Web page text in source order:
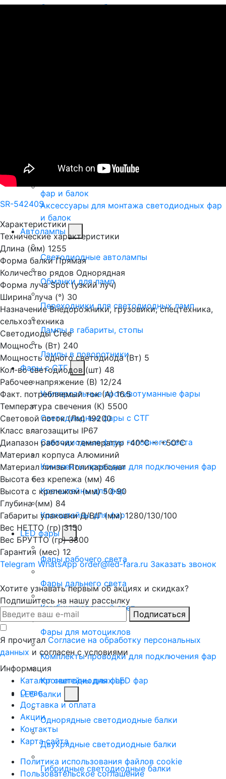
Светодиодные балки
Задние фонари для грузовиков и прицепов
Аксессуары для монтажа светодиодных фар
и балок
Автолампы
Светодиодные автолампы
Обманки для ламп
Переходники для светодиодных ламп
Лампы в габариты, стопы
Лампы в поворотники
Фары с СТГ
Универсальные противотуманные фары
Светодиодные фары с СТГ
Светодиодные фары головного света
Комплекты проводки для подключения фар
Кронштейны для фар
Кронштейны для фар
LED фары
Фары рабочего света
Фары дальнего света
Комбинированный свет
Фары для мотоциклов
Комплекты проводки для подключения фар
Кронштейны для фар
LED балки
Однорядные светодиодные балки
Двухрядные светодиодные балки
Гибридные светодиодные балки
SR-54240S
Характеристики
Технические характеристики
Длина (мм) 1255
Форма балки Прямая
Количество рядов Однорядная
Форма луча Spot (узкий луч)
Ширина луча (°) 30
Назначение Внедорожники, грузовики, спецтехника,
сельхозтехника
Светодиоды Cree
Мощность (Вт) 240
Мощность одного светодиода (Вт) 5
Кол-во светодиодов (шт) 48
Рабочее напряжение (В) 12/24
Факт. потребляемый ток (А) 16.5
Температура свечения (К) 5500
Световой поток (Лм) 19200
Класс влагозащиты IP67
Диапазон рабочих температур -40°С ~ +50°С
Материал корпуса Алюминий
Материал линзы Поликарбонат
Высота без крепежа (мм) 46
Высота с крепежом (мм) 50-90
Глубина (мм) 84
Габариты упаковки Д/В/Г (мм) 1280/130/100
Вес НЕТТО (гр) 3150
Вес БРУТТО (гр) 3800
Гарантия (мес) 12
Telegram WhatsApp order@led-fara.ru Заказать звонок
Хотите узнавать первым об акциях и скидках?
Подпишитесь на нашу рассылку
Подписаться
Я прочитал Согласие на обработку персональных
данных и согласен с условиями
Информация
Каталог светодиодных LED фар
О нас
Доставка и оплата
Акции
Контакты
Карта сайта
Политика использования файлов cookie
Пользовательское соглашение